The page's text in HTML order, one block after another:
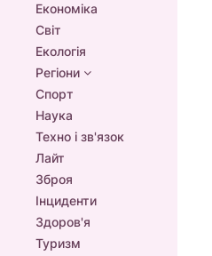
Економіка
Світ
Екологія
Регіони
Спорт
Наука
Техно і зв'язок
Лайт
Зброя
Інциденти
Здоров'я
Туризм